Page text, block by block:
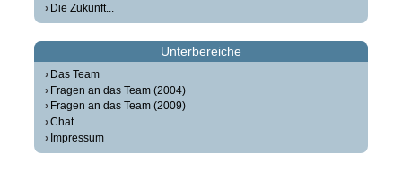
Die Zukunft...
Unterbereiche
Das Team
Fragen an das Team (2004)
Fragen an das Team (2009)
Chat
Impressum